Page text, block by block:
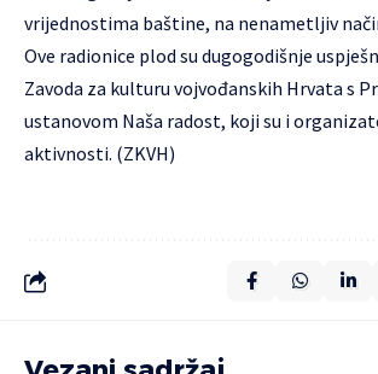
vrijednostima baštine, na nenametljiv
Ove radionice plod su dugogodišnje
Zavoda za kulturu vojvođanskih Hrvata s
ustanovom Naša radost, koji su i
aktivnosti. (ZKVH)